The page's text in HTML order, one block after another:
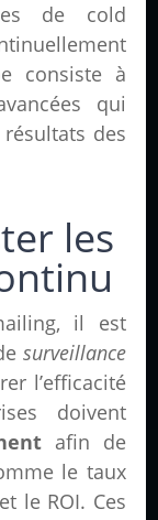
de cold
consiste à
qui
des
les
il est
surveillance
l’efficacité
doivent
afin de
le taux
le ROI. Ces